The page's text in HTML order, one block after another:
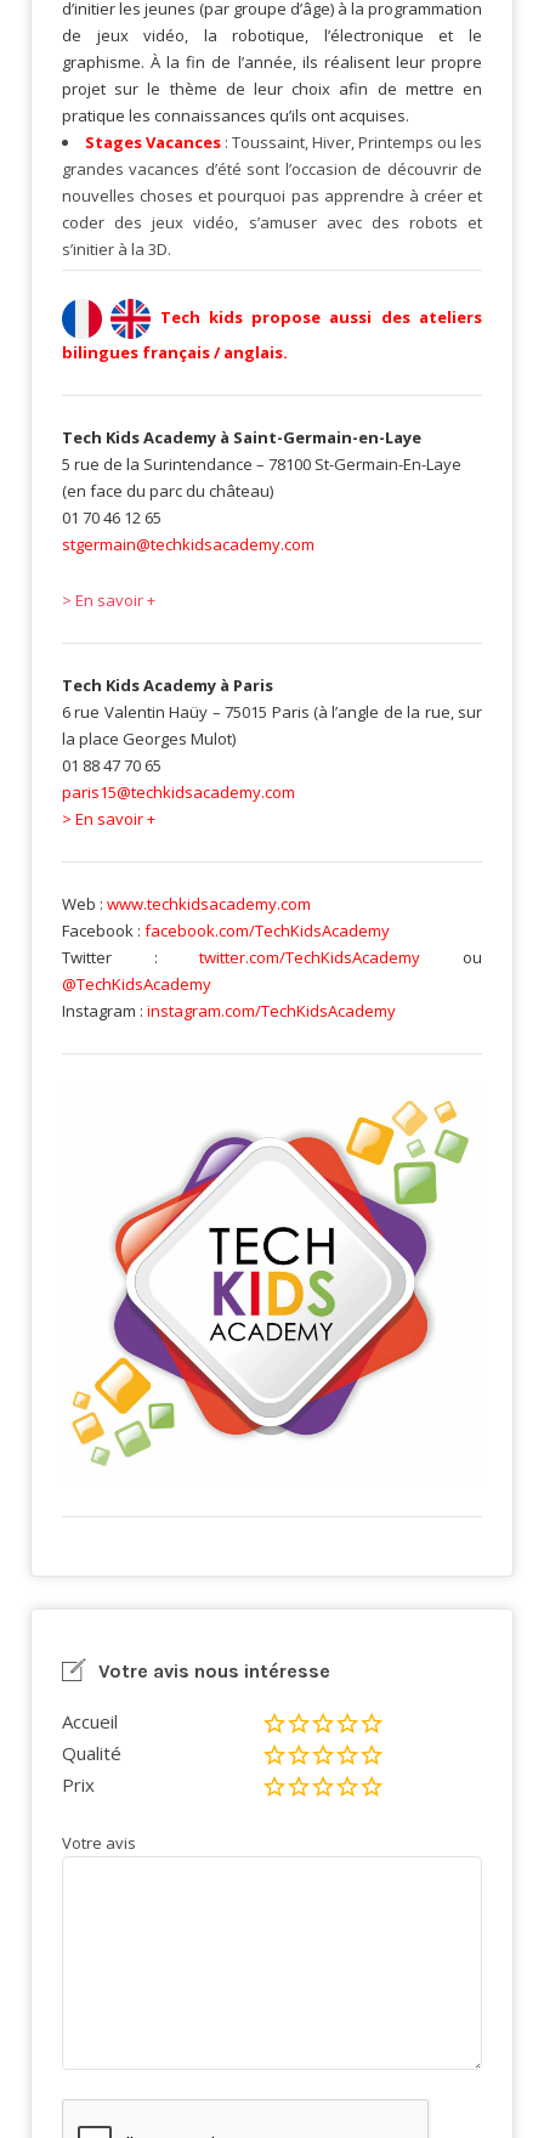
d’initier les jeunes (par groupe d’âge) à la programmation
de jeux vidéo, la robotique, l’électronique et le
graphisme. À la fin de l’année, ils réalisent leur propre
projet sur le thème de leur choix afin de mettre en
pratique les connaissances qu’ils ont acquises.
Stages Vacances : Toussaint, Hiver, Printemps ou les
grandes vacances d’été sont l’occasion de découvrir de
nouvelles choses et pourquoi pas apprendre à créer et
coder des jeux vidéo, s’amuser avec des robots et
s’initier à la 3D.
Tech kids propose aussi des ateliers
bilingues français / anglais.
Tech Kids Academy à Saint-Germain-en-Laye
5 rue de la Surintendance – 78100 St-Germain-En-Laye
(en face du parc du château)
01 70 46 12 65
stgermain@techkidsacademy.com
> En savoir +
Tech Kids Academy à Paris
6 rue Valentin Haüy – 75015 Paris (à l’angle de la rue, sur
la place Georges Mulot)
01 88 47 70 65
paris15@techkidsacademy.com
> En savoir +
Web : www.techkidsacademy.com
Facebook : facebook.com/TechKidsAcademy
Twitter :twitter.com/TechKidsAcademy
ou
@TechKidsAcademy
Instagram : instagram.com/TechKidsAcademy
Votre avis nous intéresse
Accueil
Qualité
Prix
Votre avis